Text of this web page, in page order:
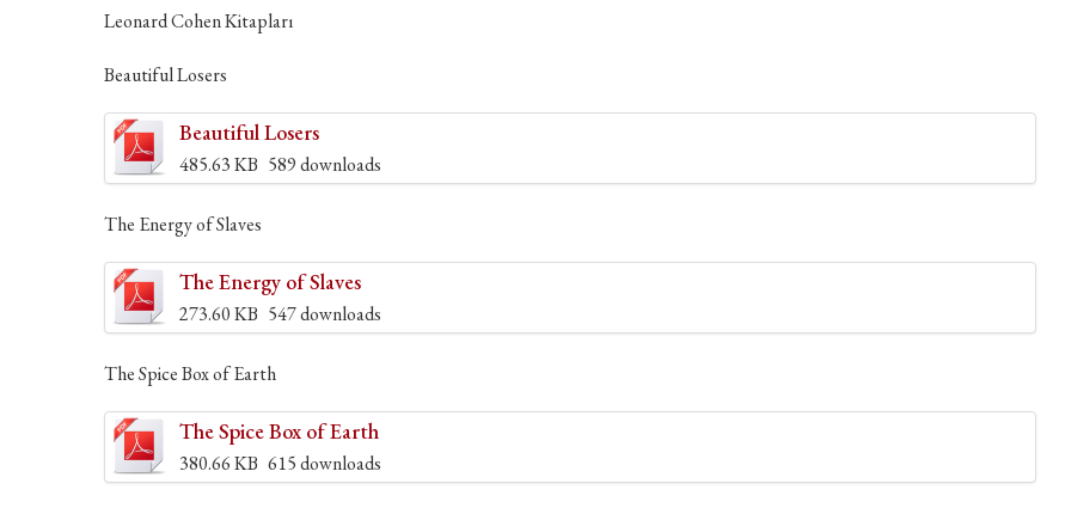
Leonard Cohen Kitapları
Beautiful Losers
Beautiful Losers
485.63 KB 589 downloads
The Energy of Slaves
The Energy of Slaves
273.60 KB 547 downloads
The Spice Box of Earth
The Spice Box of Earth
380.66 KB 615 downloads